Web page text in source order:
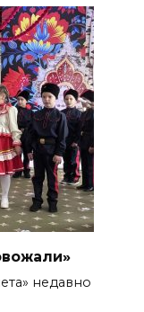
недавно